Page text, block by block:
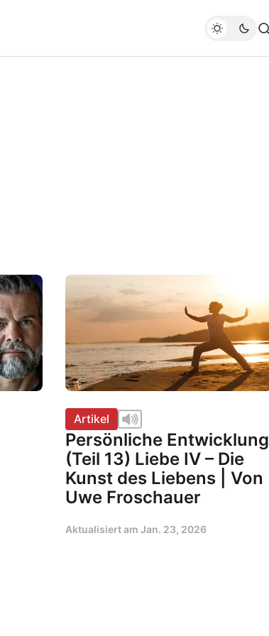
Artikel
Persönliche Entwicklung
(Teil 13) Liebe IV – Die
Kunst des Liebens | Von
Uwe Froschauer
Aktualisiert am Jan. 23, 2026